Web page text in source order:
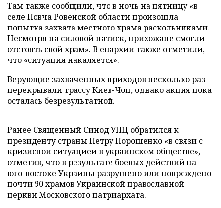
Там также сообщили, что в ночь на пятницу «в
селе Повча Ровенской области произошла
попытка захвата местного храма раскольниками.
Несмотря на силовой натиск, прихожане смогли
отстоять свой ​​храм». В епархии также отметили,
что «ситуация накаляется».
Верующие захваченных приходов несколько раз
перекрывали трассу Киев-Чоп, однако акция пока
осталась безрезультатной.
Ранее Священный Синод УПЦ обратился к
президенту страны Петру Порошенко «в связи с
кризисной ситуацией в украинском обществе»,
отметив, что в результате боевых действий на
юго-востоке Украиныразрушено или повреждено
почти 90 храмов Украинской православной
церкви Московского патриархата.